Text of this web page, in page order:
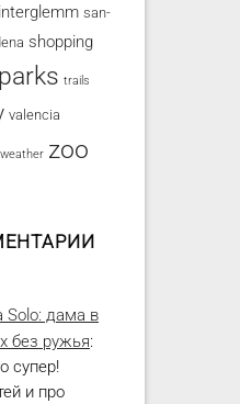
san-
shopping
trails
valencia
weather zoo
Solo: дама в
без ружья:
супер!
и про